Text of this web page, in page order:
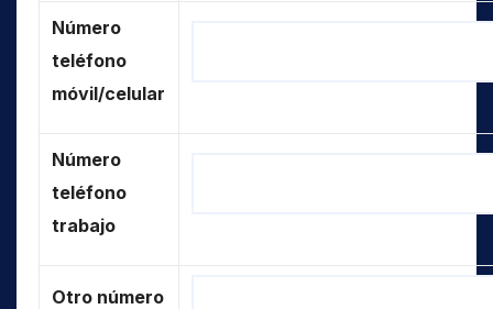
Número
teléfono
móvil/celular
Número
teléfono
trabajo
Otro número